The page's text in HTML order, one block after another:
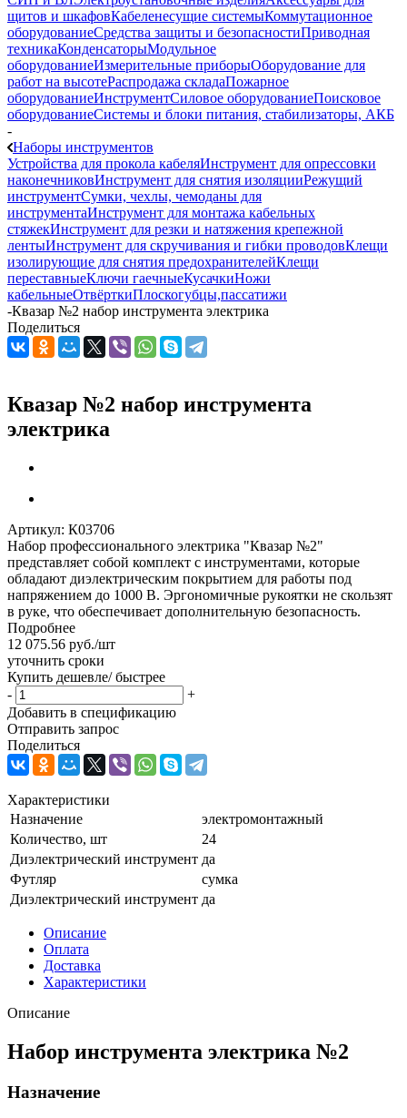
щитов и шкафовКабеленесущие системыКоммутационное
оборудованиеСредства защиты и безопасностиПриводная
техникаКонденсаторыМодульное
оборудованиеИзмерительные приборыОборудование для
работ на высотеРаспродажа складаПожарное
оборудованиеИнструментСиловое оборудованиеПоисковое
оборудованиеСистемы и блоки питания, стабилизаторы, АКБ
-
Наборы инструментов
Устройства для прокола кабеляИнструмент для опрессовки
наконечниковИнструмент для снятия изоляцииРежущий
инструментСумки, чехлы, чемоданы для
инструментаИнструмент для монтажа кабельных
стяжекИнструмент для резки и натяжения крепежной
лентыИнструмент для скручивания и гибки проводовКлещи
изолирующие для снятия предохранителейКлещи
переставныеКлючи гаечныеКусачкиНожи
кабельныеОтвёрткиПлоскогубцы,пассатижи
-Квазар №2 набор инструмента электрика
Поделиться
Квазар №2 набор инструмента
электрика
Артикул: К03706
Набор профессионального электрика "Квазар №2"
представляет собой комплект с инструментами, которые
обладают диэлектрическим покрытием для работы под
напряжением до 1000 В. Эргономичные рукоятки не скользят
в руке, что обеспечивает дополнительную безопасность.
Подробнее
12 075.56 руб./шт
уточнить сроки
Купить дешевле/ быстрее
-
+
Добавить в спецификацию
Отправить запрос
Поделиться
Характеристики
Назначение
электромонтажный
Количество, шт
24
Диэлектрический инструмент да
Футляр
сумка
Диэлектрический инструмент да
Описание
Оплата
Доставка
Характеристики
Описание
Набор инструмента электрика №2
Назначение